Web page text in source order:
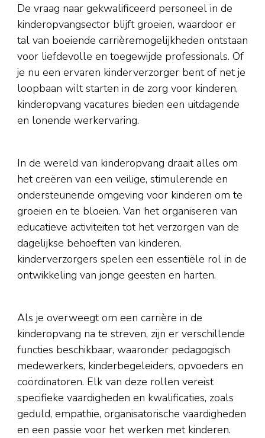
De vraag naar gekwalificeerd personeel in de
kinderopvangsector blijft groeien, waardoor er
tal van boeiende carrièremogelijkheden ontstaan
voor liefdevolle en toegewijde professionals. Of
je nu een ervaren kinderverzorger bent of net je
loopbaan wilt starten in de zorg voor kinderen,
kinderopvang vacatures bieden een uitdagende
en lonende werkervaring.
In de wereld van kinderopvang draait alles om
het creëren van een veilige, stimulerende en
ondersteunende omgeving voor kinderen om te
groeien en te bloeien. Van het organiseren van
educatieve activiteiten tot het verzorgen van de
dagelijkse behoeften van kinderen,
kinderverzorgers spelen een essentiële rol in de
ontwikkeling van jonge geesten en harten.
Als je overweegt om een carrière in de
kinderopvang na te streven, zijn er verschillende
functies beschikbaar, waaronder pedagogisch
medewerkers, kinderbegeleiders, opvoeders en
coördinatoren. Elk van deze rollen vereist
specifieke vaardigheden en kwalificaties, zoals
geduld, empathie, organisatorische vaardigheden
en een passie voor het werken met kinderen.